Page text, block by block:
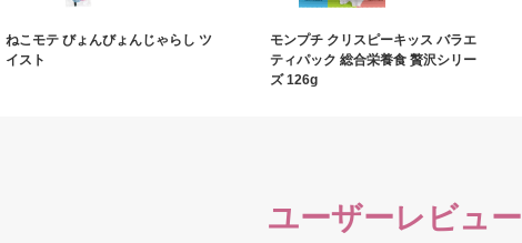
ねこモテ びょんびょんじゃらし ツ
イスト
モンプチ クリスピーキッス バラエ
ティパック 総合栄養食 贅沢シリー
ズ 126g
ユーザーレビュー